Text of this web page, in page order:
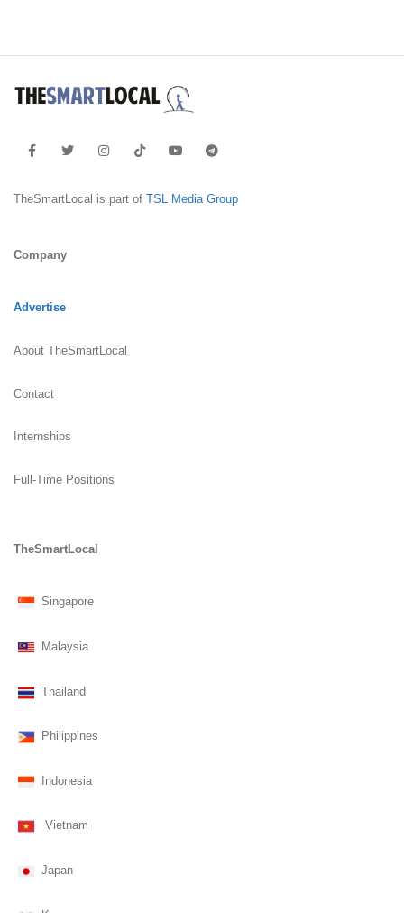
TheSmartLocal is part of TSL Media Group
Company
Advertise
About TheSmartLocal
Contact
Internships
Full-Time Positions
TheSmartLocal
Singapore
Malaysia
Thailand
Philippines
Indonesia
Vietnam
Japan